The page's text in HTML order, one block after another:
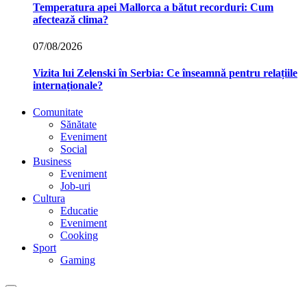
Temperatura apei Mallorca a bătut recorduri: Cum
afectează clima?
07/08/2026
Vizita lui Zelenski în Serbia: Ce înseamnă pentru relațiile
internaționale?
Comunitate
Sănătate
Eveniment
Social
Business
Eveniment
Job-uri
Cultura
Educatie
Eveniment
Cooking
Sport
Gaming